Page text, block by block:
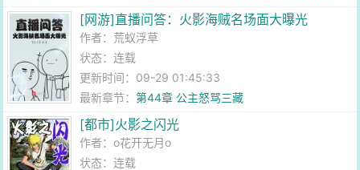
[网游]直播问答：火影海贼名场面大曝光
作者： 荒蚁浮草
状态：连载
更新时间：09-29 01:45:33
最新章节：第44章 公主怒骂三藏
[都市]火影之闪光
作者：o花开无月o
状态：连载